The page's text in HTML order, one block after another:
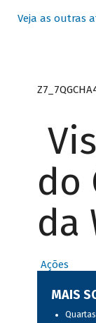
Veja as outras
do
da
Ações
MAIS